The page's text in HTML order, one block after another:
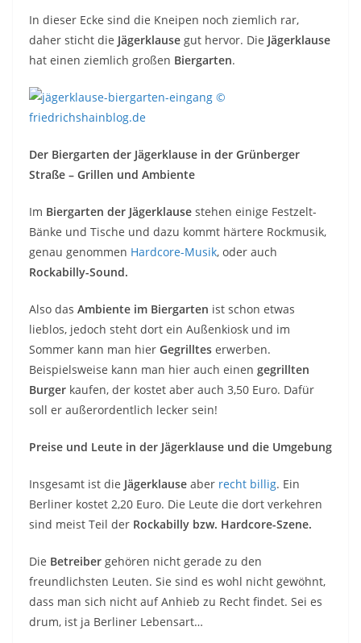
In dieser Ecke sind die Kneipen noch ziemlich rar,
daher sticht die Jägerklause gut hervor. Die Jägerklause
hat einen ziemlich großen Biergarten.
Der Biergarten der Jägerklause in der Grünberger
Straße – Grillen und Ambiente
Im Biergarten der Jägerklause stehen einige Festzelt-
Bänke und Tische und dazu kommt härtere Rockmusik,
genau genommen Hardcore-Musik, oder auch
Rockabilly-Sound.
Also das Ambiente im Biergarten ist schon etwas
lieblos, jedoch steht dort ein Außenkiosk und im
Sommer kann man hier Gegrilltes erwerben.
Beispielsweise kann man hier auch einen gegrillten
Burger kaufen, der kostet aber auch 3,50 Euro. Dafür
soll er außerordentlich lecker sein!
Preise und Leute in der Jägerklause und die Umgebung
Insgesamt ist die Jägerklause aber recht billig. Ein
Berliner kostet 2,20 Euro. Die Leute die dort verkehren
sind meist Teil der Rockabilly bzw. Hardcore-Szene.
Die Betreiber gehören nicht gerade zu den
freundlichsten Leuten. Sie sind es wohl nicht gewöhnt,
dass man sich nicht auf Anhieb zu Recht findet. Sei es
drum, ist ja Berliner Lebensart…